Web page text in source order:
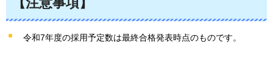
令和7年度の採用予定数は最終合格発表時点のものです。